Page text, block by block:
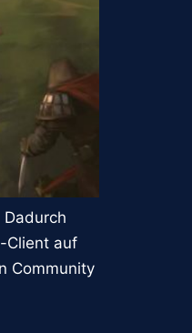
Client auf
Community